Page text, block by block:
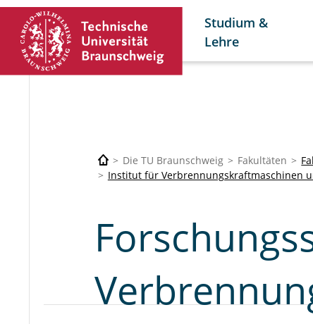
Studium &
Lehre
Die TU Braunschweig Fakultäten
Institut für Verbrennungskraftmaschinen